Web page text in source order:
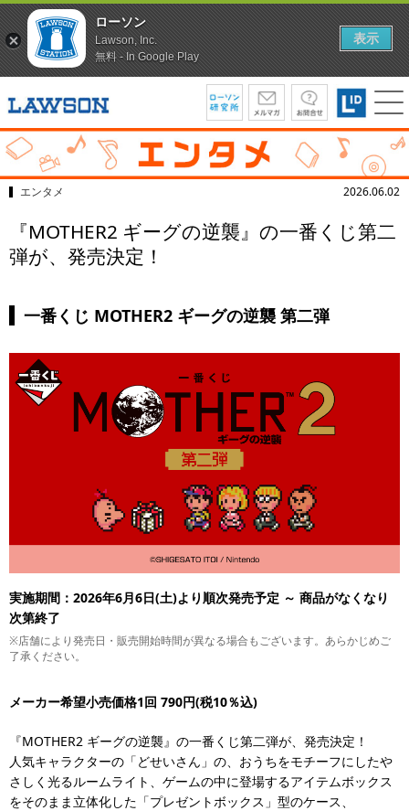
エンタメ 2026.06.02
『MOTHER2 ギーグの逆襲』の一番くじ第二
弾が、発売決定！
一番くじ MOTHER2 ギーグの逆襲 第二弾
実施期間：2026年6月6日(土)より順次発売予定 ～ 商品がなくなり
次第終了
※店舗により発売日・販売開始時間が異なる場合もございます。あらかじめご
了承ください。
メーカー希望小売価格1回 790円(税10％込)
『MOTHER2 ギーグの逆襲』の一番くじ第二弾が、発売決定！
人気キャラクターの「どせいさん」の、おうちをモチーフにしたや
さしく光るルームライト、ゲームの中に登場するアイテムボックス
をそのまま立体化した「プレゼントボックス」型のケース、
ローソン
Lawson, Inc.
無料 - In Google Play
表示